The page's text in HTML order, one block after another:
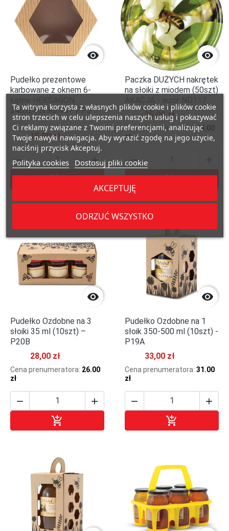

Pudełko prezentowe
karbowane z oknem 6-
240x240x90mm - PP3
15,00 zł
 
Dodaj do koszyka

Paczka DUŻYCH nakrętek
na słoiki z miodem (50szt)
25,00 zł
Cena prenumeratora:24.00
zł

Dodaj do

Pudełko Ozdobne na 3
słoiki 35 ml (10szt) –
P20B
28,00 zł
Cena prenumeratora: 26.00
zł
 


Pudełko Ozdobne na 1
słoik 350-500 ml (10szt) -
P19A
33,00 zł
Cena prenumeratora: 31.00
zł
 

Ta witryna korzysta z własnych plików cookie i plików cookie
stron trzecich w celu ulepszenia naszych usług i pokazywać
Ci reklamy związane z Twoimi preferencjami, analizując
Twoje nawyki nawigacja. Aby wyrazić zgodę na jego użycie,
naciśnij przycisk Akceptuj.
Polityka cookies Dostosuj pliki cookie
ODRZUĆ WSZYSTKO
AKCEPTUJĘ